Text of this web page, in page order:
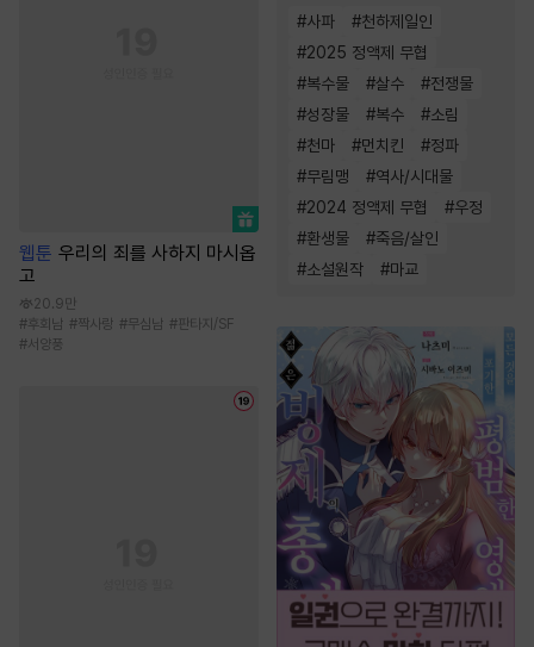
웹툰 우리의 죄를 사하지 마시옵
고
20.9만
#후회남 #짝사랑 #무심남 # 판타지/SF
#서양풍
#사파 #천하제일인
#2025 정액제 무협
#복수물 #살수 #전쟁물
#성장물 #복수 #소림
#천마 #먼치킨 #정파
#무림맹 #역사/시대물
#2024 정액제 무협 #우정
#환생물 #죽음/살인
#소설원작 #마교